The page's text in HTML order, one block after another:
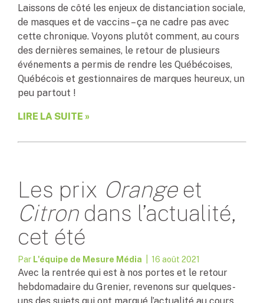
Laissons de côté les enjeux de distanciation sociale,
de masques et de vaccins – ça ne cadre pas avec
cette chronique. Voyons plutôt comment, au cours
des dernières semaines, le retour de plusieurs
événements a permis de rendre les Québécoises,
Québécois et gestionnaires de marques heureux, un
peu partout !
LIRE LA SUITE »
Les prix Orangeet
Citrondans l’actualité,
cet été
Par L'équipe de Mesure Média | 16 août 2021
Avec la rentrée qui est à nos portes et le retour
hebdomadaire du Grenier, revenons sur quelques-